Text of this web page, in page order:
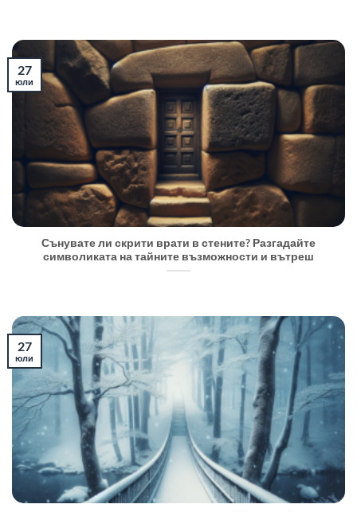
Сънувате ли скрити врати в стените? Разгадайте
символиката на тайните възможности и вътреш
27
юли
27
юли